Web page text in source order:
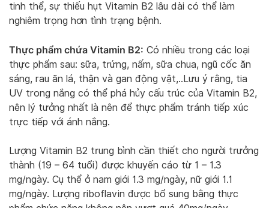
tinh thể, sự thiếu hụt Vitamin B2 lâu dài có thể làm
nghiêm trọng hơn tình trạng bệnh.
Thực phẩm chứa Vitamin B2: Có nhiều trong các loại
thực phẩm sau: sữa, trứng, nấm, sữa chua, ngũ cốc ăn
sáng, rau ăn lá, thận và gan động vật,..Lưu ý rằng, tia
UV trong nắng có thể phá hủy cấu trúc của Vitamin B2,
nên lý tưởng nhất là nên để thực phẩm tránh tiếp xúc
trực tiếp với ánh nắng.
Lượng Vitamin B2 trung bình cần thiết cho người trưởng
thành (19 – 64 tuổi) được khuyến cáo từ 1 – 1.3
mg/ngày. Cụ thể ở nam giới 1.3 mg/ngày, nữ giới 1.1
mg/ngày. Lượng riboflavin được bổ sung bằng thực